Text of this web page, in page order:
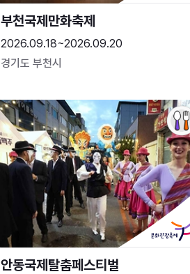
부천국제만화축제
2026.09.18~2026.09.20
경기도 부천시
안동국제탈춤페스티벌